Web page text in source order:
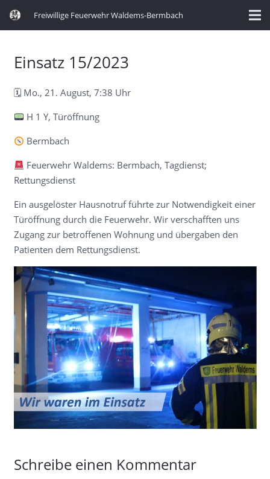
Freiwillige Feuerwehr Waldems-Bermbach
Einsatz 15/2023
🗓 Mo., 21. August, 7:38 Uhr
H 1 Y, Türöffnung
Bermbach
Feuerwehr Waldems: Bermbach, Tagdienst;
Rettungsdienst
Ein ausgelöster Hausnotruf führte zur Notwendigkeit einer
Türöffnung durch die Feuerwehr. Wir verschafften uns
Zugang zur betroffenen Wohnung und übergaben den
Patienten dem Rettungsdienst.
Schreibe einen Kommentar